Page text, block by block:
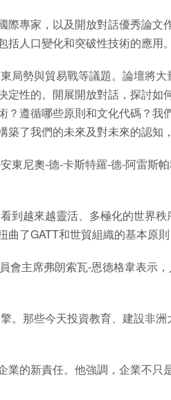
專家，以及開放對話優秀論文
人口變化和突破性技術的應用。
局勢與貿易戰等議題。論壇將
性的。開展開放對話，探討如
遵循哪些原則和文化代碼？我
了我們的未來及對未來的認知
東尼奧-德-卡斯特羅-德-阿雷斯
到越來越靈活、多極化的世界
了GATT和世貿組織的基本原則
會主席弗朗索瓦-恩德格韋表示
。那些今天投資教育、建設非
的新責任。他強調，企業不只